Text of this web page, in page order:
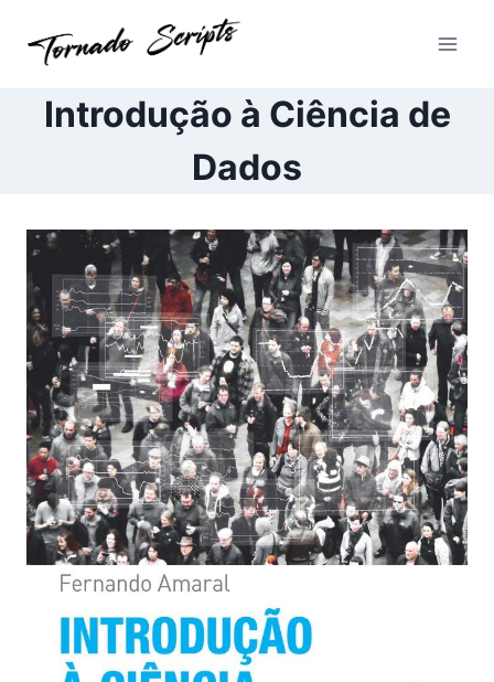
para
ConteúdoIntrodução à Ciência de
Dados